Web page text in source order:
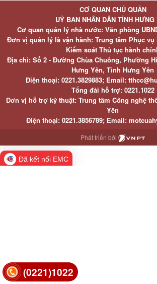
(0221)1022
CƠ QUAN CHỦ QUẢN
UỶ BAN NHÂN DÂN TỈNH HƯNG
Cơ quan quản lý nhà nước: Văn phòng
Đơn vị quản lý là vận hành: Trung tâm Phục vụ
Kiểm soát Thủ tục hành
Địa chỉ: Số 2 - Đường Chùa Chuông, Phường
Hưng Yên, Tỉnh Hưng Yên
Điện thoại: 0221.3829883; Email:
Tổng đài hỗ trợ: 0221.1022
Đơn vị hỗ trợ kỹ thuật: Trung tâm Công nghệ
Yên
Điện thoại: 0221.3856789; Email:
Phát triển bởi
Đã kết nối EMC